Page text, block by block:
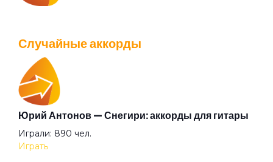
Готика
Граница
Грязь
Перейти
Валентин Стрыкало — Gay porn: аккорды для
гитары
Случайные аккорды
Юрий Антонов — Снегири: аккорды для гитары
Играли: 890 чел.
Играть